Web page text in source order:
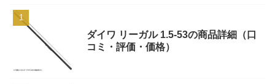
ダイワ リーガル 1.5-53の商品詳細（口
コミ・評価・価格）